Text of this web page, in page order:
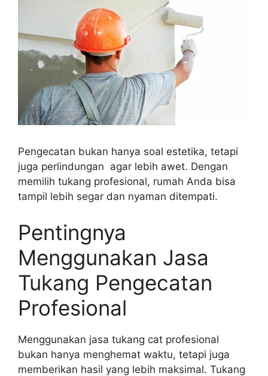
Pengecatan bukan hanya soal estetika, tetapi
juga perlindungan agar lebih awet. Dengan
memilih tukang profesional, rumah Anda bisa
tampil lebih segar dan nyaman ditempati.
Pentingnya
Menggunakan Jasa
Tukang Pengecatan
Profesional
Menggunakan jasa tukang cat profesional
bukan hanya menghemat waktu, tetapi juga
memberikan hasil yang lebih maksimal. Tukang